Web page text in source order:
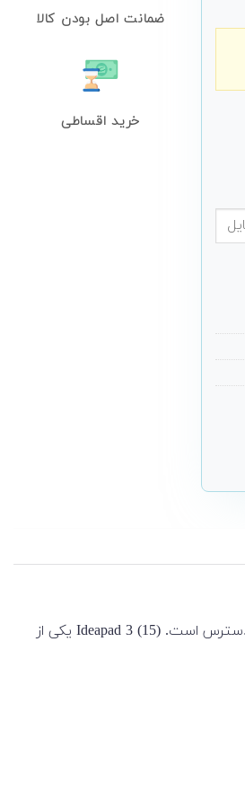
ضمانت اصل بودن کالا
خرید اقساطی
لپ تاپ 15 اینچی Lenovo مدل IdeaPad 3 15ALC6 یک لپ‌تاپ بسیار قابل حمل ویندوزی است. این دستگاه با پردازنده های سری 5000 رایزن و با گرافیک آنبرد در دسترس است. Ideapad 3 (15) یکی از